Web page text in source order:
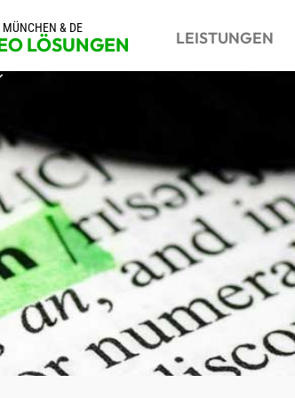
MÜNCHEN & DE
LÖSUNGEN LEISTUNGEN